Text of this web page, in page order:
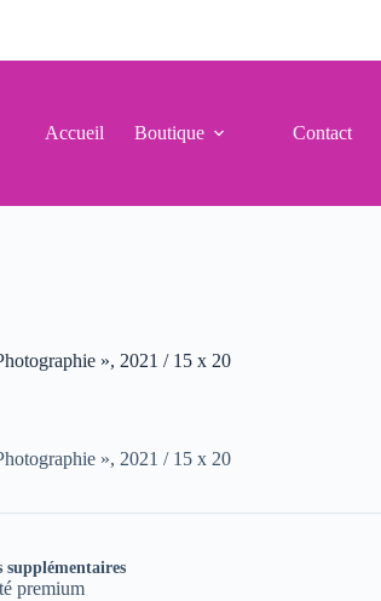
Accueil Boutique Contact
», 2021 / 15 x 20
», 2021 / 15 x 20
premium